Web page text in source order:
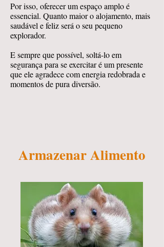
Por isso, oferecer um espaço amplo é
essencial. Quanto maior o alojamento, mais
saudável e feliz será o seu pequeno
explorador.
E sempre que possível, soltá-lo em
segurança para se exercitar é um presente
que ele agradece com energia redobrada e
momentos de pura diversão.
Armazenar Alimento